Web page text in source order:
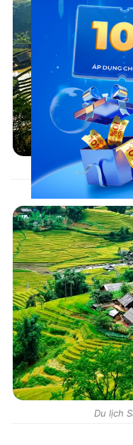
Du lịch
Du lịch